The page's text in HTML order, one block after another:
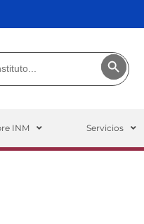
Botón
INM Servicios